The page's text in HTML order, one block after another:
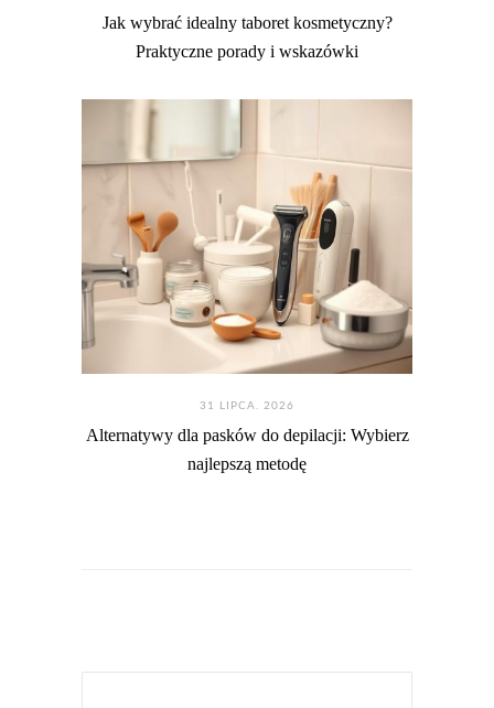
Jak wybrać idealny taboret kosmetyczny?
Praktyczne porady i wskazówki
31 LIPCA. 2026
Alternatywy dla pasków do depilacji: Wybierz
najlepszą metodę